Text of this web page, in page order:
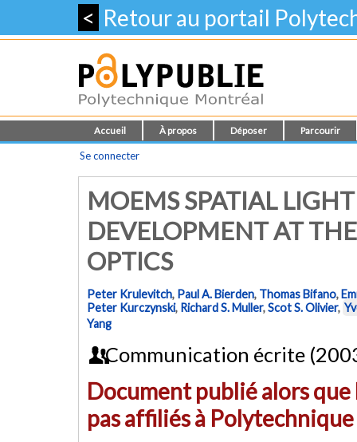
< Retour au portail
Accueil À propos Déposer Parcourir
Se connecter
MOEMS SPATIAL
DEVELOPMENT AT
OPTICS
Peter Krulevitch, Paul A. Bierden, Thomas Bifano,
Peter Kurczynski, Richard S. Muller,Scot S. Olivier,
Yang
Communication écrite
Document publié alors
pas affiliés à